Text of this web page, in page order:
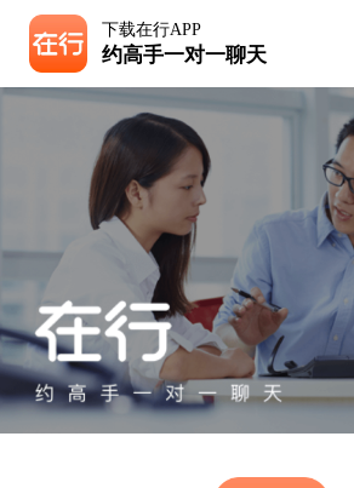
下载在行APP
约高手一对一聊天